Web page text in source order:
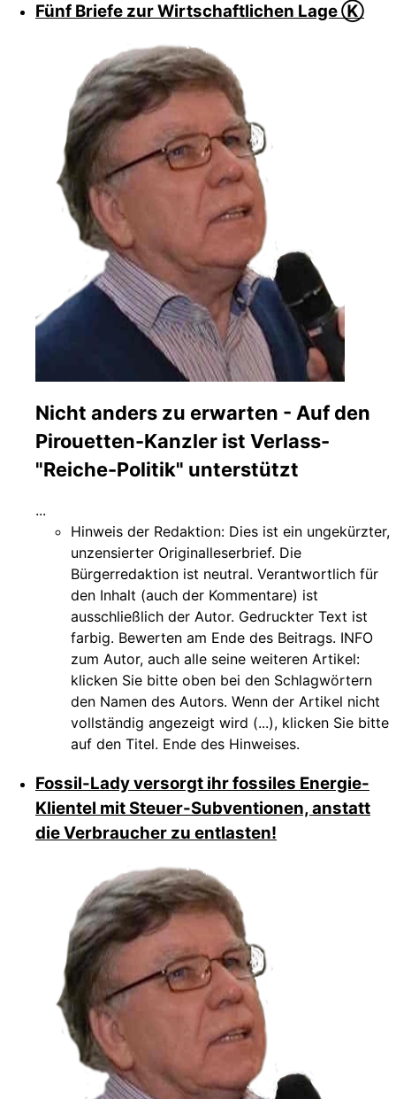
Fünf Briefe zur Wirtschaftlichen Lage Ⓚ
Nicht anders zu erwarten - Auf den
Pirouetten-Kanzler ist Verlass-
"Reiche-Politik" unterstützt
...
Hinweis der Redaktion: Dies ist ein ungekürzter,
unzensierter Originalleserbrief. Die
Bürgerredaktion ist neutral. Verantwortlich für
den Inhalt (auch der Kommentare) ist
ausschließlich der Autor. Gedruckter Text ist
farbig. Bewerten am Ende des Beitrags. INFO
zum Autor, auch alle seine weiteren Artikel:
klicken Sie bitte oben bei den Schlagwörtern
den Namen des Autors. Wenn der Artikel nicht
vollständig angezeigt wird (...), klicken Sie bitte
auf den Titel. Ende des Hinweises.
Fossil-Lady versorgt ihr fossiles Energie-
Klientel mit Steuer-Subventionen, anstatt
die Verbraucher zu entlasten!